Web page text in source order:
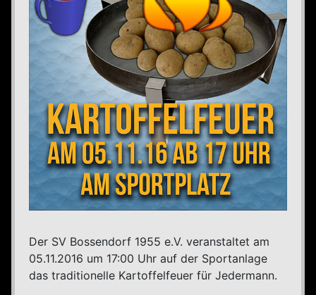
Der SV Bossendorf 1955 e.V. veranstaltet am
05.11.2016 um 17:00 Uhr auf der Sportanlage
das traditionelle Kartoffelfeuer für Jedermann.